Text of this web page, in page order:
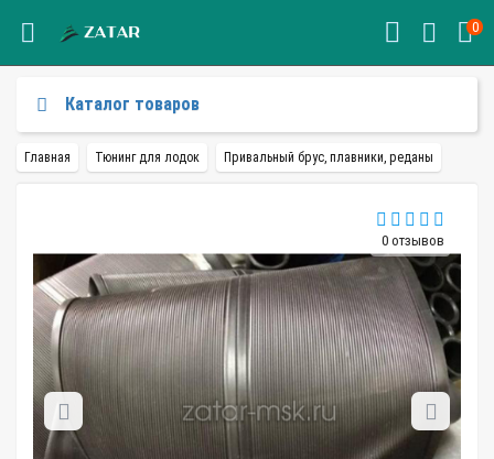
0
Каталог товаров
Главная Тюнинг для лодок Привальный брус, плавники, реданы
0 отзывов